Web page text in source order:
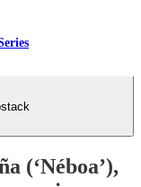
(‘Néboa’),